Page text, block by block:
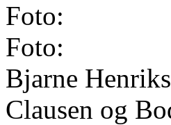
Foto:
Foto:
Bjarne
Clausen og